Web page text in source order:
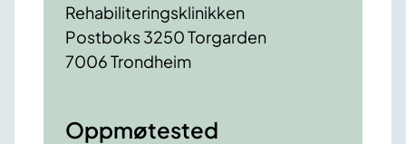
Rehabiliteringsklinikken
Postboks 3250 Torgarden
7006 Trondheim
Oppmøtested